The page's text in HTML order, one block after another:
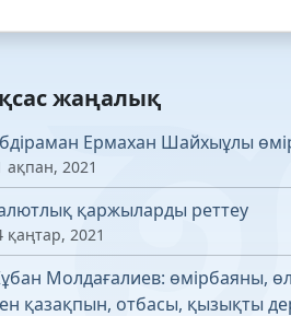
жаңалық
Ермахан Шайхыұлы
ақпан, 2021
қаржыларды реттеу
қаңтар, 2021
Молдағалиев: өмірбаяны,
қазақпын, отбасы, қызықты